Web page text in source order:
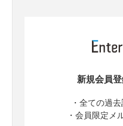
新規会員
・全ての過
・会員限定メ